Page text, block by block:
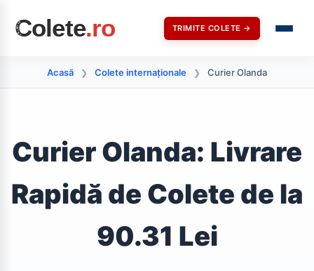
TRIMITE COLETE →
Acasă ❯ Colete internaționale ❯ Curier Olanda
Curier Olanda: Livrare
Rapidă de Colete de la
90.31 Lei